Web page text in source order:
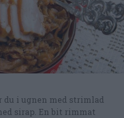
i ugnen med strimlad
sirap. En bit rimmat